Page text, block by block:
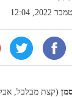
(קצת מבלבל,